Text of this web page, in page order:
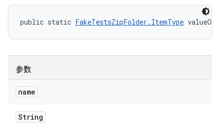
public static FakeTestsZipFolder.ItemType valueOf
参数
name
String